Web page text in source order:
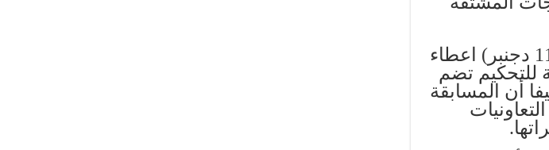
وتروم المرحلة الأولى من المسابقة (مكناس 10-11 دجنبر) اعطاء
للتحكيم تضم
أن المسابقة